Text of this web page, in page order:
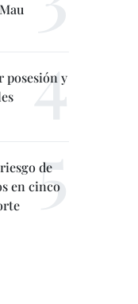
posesión y
de
en cinco